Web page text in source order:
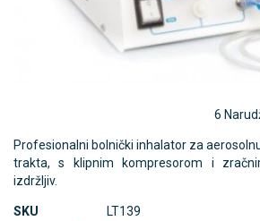
6
Profesionalni bolnički inhalator za
trakta, s klipnim kompresorom i
izdržljiv.
SKU
LT139